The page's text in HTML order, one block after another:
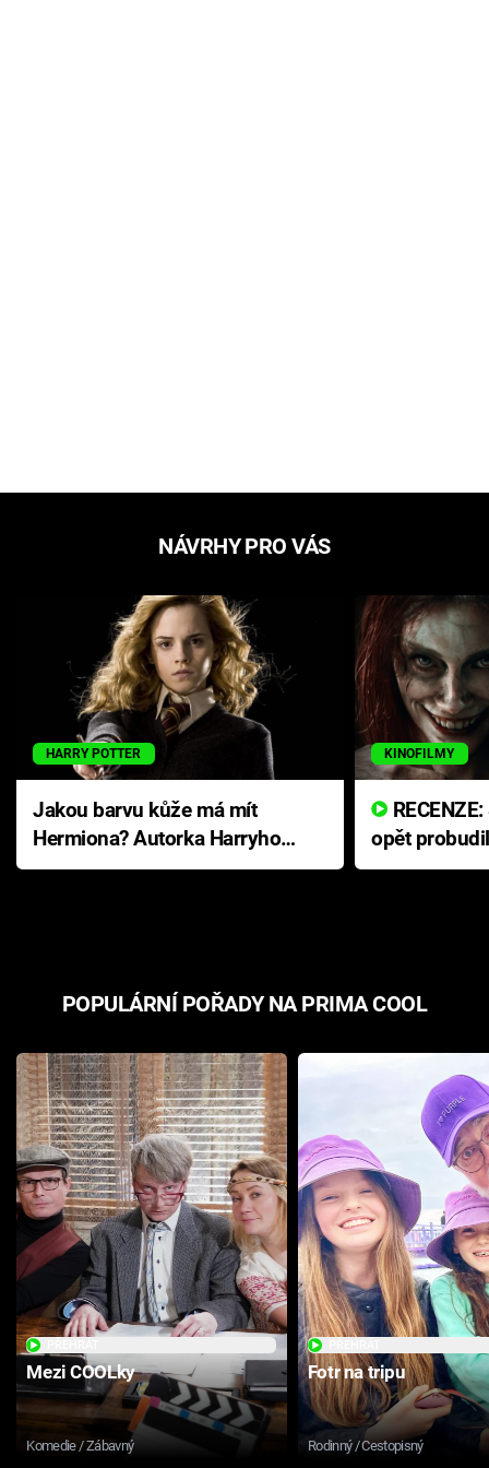
NÁVRHY PRO VÁS
HARRY POTTER
Jakou barvu kůže má mít
Hermiona? Autorka Harryho
Pottera přišla s ráznou
KINOFILMY
opět
přichází s
POPULÁRNÍ POŘADY NA PRIMA COOL
Mezi COOLky
Komedie / Zábavný
Fotr na tripu
Rodinný / Cestopisný